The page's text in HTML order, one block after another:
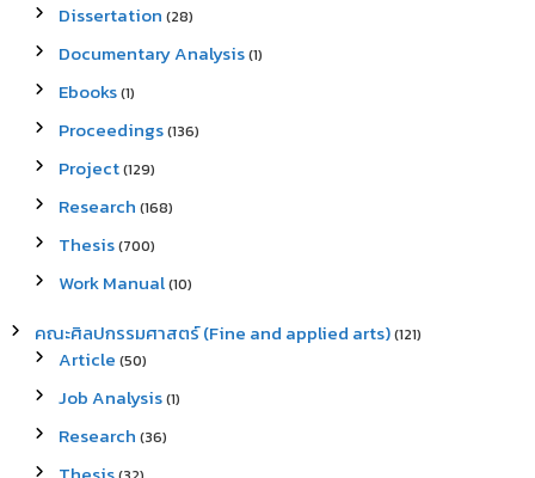
Dissertation (28)
Documentary Analysis(1)
Ebooks(1)
Proceedings(136)
Project(129)
Research (168)
Thesis(700)
Work Manual(10)
คณะศิลปกรรมศาสตร์ (Fine and applied arts)(121)
Article (50)
Job Analysis(1)
Research (36)